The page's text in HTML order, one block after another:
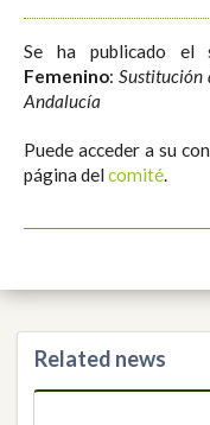
Se ha publicado el
Femenino: Sustitución
Andalucía
Puede acceder a su
página delcomité
Related news